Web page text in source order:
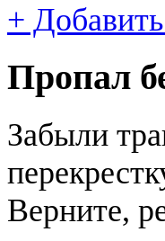
+
Пропал
Забыли
Верните,